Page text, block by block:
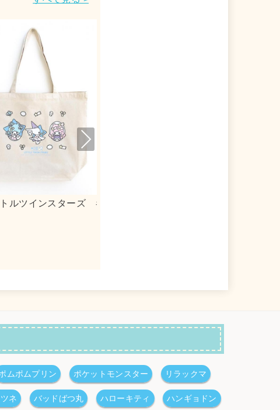
リルキーホルダー
Nex
ムポムプリン ポケットモンスター リラックマ
ネ バッドばつ丸 ハローキティ ハンギョドン